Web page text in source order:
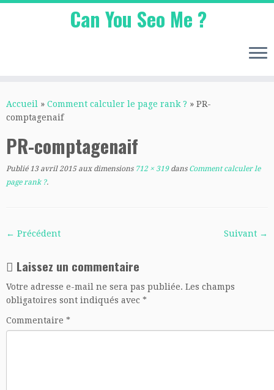
au
contenu
Can You Seo Me ?
Accueil » Comment calculer le page rank ? » PR-
comptagenaif
PR-comptagenaif
Publié 13 avril 2015aux dimensions712 × 319dansComment calculer le
page rank ?.
← Précédent Suivant →
Laissez un commentaire
Votre adresse e-mail ne sera pas publiée. Les champs
obligatoires sont indiqués avec *
Commentaire *